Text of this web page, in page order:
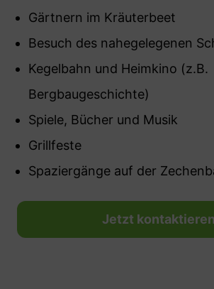
Gärtnern im Kräuterbeet
Besuch des nahegelegenen
Kegelbahn und Heimkino (z.B.
Bergbaugeschichte)
Spiele, Bücher und Musik
Grillfeste
Spaziergänge auf der
Jetzt kontaktieren